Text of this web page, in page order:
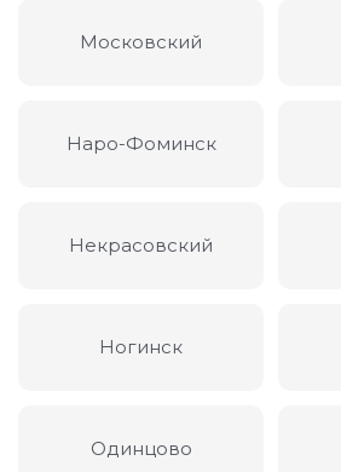
Московский
Наро-Фоминск
Некрасовский
Ногинск
Одинцово